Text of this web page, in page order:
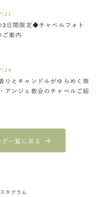
31
日間限定◆チャペルフォト
ご案内
24
りとキャンドルがゆらめく南
アンジェ教会のチャペルご紹
一覧に戻る
タグラム